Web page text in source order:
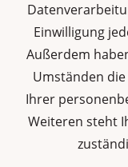
Einwilligung
Außerdem
Umständen
Ihrer
Weiteren steht